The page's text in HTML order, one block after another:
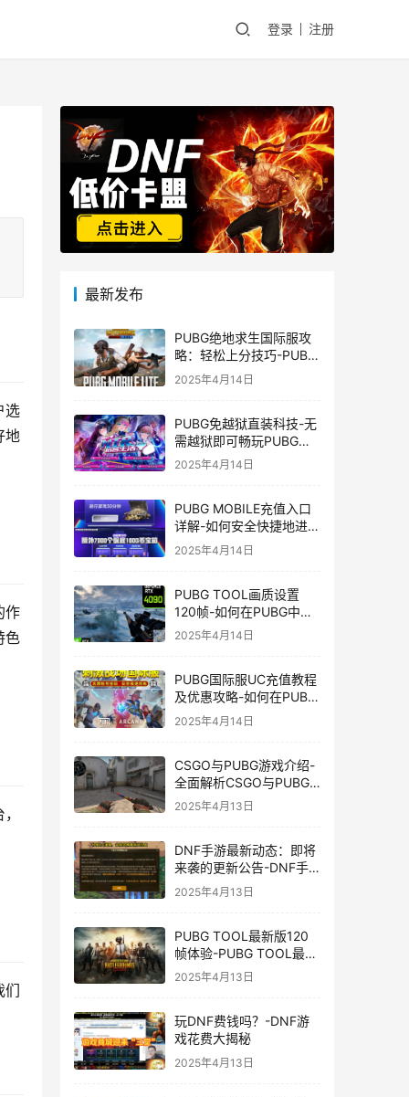
登录 注册
选
地
作
色
们
最新发布
PUBG绝地求生国际服攻
略：轻松上分技巧-PUBG
绝地求生国际服新手入门
2025年4月14日
PUBG免越狱直装科技-无
需越狱即可畅玩PUBG的
安装技巧
2025年4月14日
PUBG MOBILE充值入口
详解-如何安全快捷地进行
PUBG MOBILE充值
2025年4月14日
PUBG TOOL画质设置
120帧-如何在PUBG中使
用PUBG TOOL实现120
2025年4月14日
PUBG国际服UC充值教程
及优惠攻略-如何在PUBG
国际服中进行高效且安全
的UC充值
2025年4月14日
CSGO与PUBG游戏介绍-
全面解析CSGO与PUBG
这两款热门射击游戏
2025年4月13日
DNF手游最新动态：即将
来袭的更新公告-DNF手
游最新消息与更新时间表
2025年4月13日
PUBG TOOL最新版120
帧体验-PUBG TOOL最新
版120帧游戏体验优化
2025年4月13日
玩DNF费钱吗？-DNF游
戏花费大揭秘
2025年4月13日